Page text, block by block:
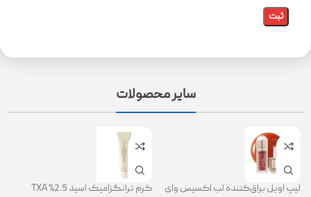
سایر محصولات
لیپ اویل براق‌کننده لب اکسیس وای
کرم ترانگزامیک اسید 2.5% TXA